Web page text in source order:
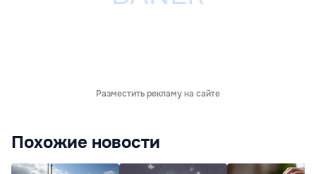
Разместить рекламу на сайте
Похожие новости